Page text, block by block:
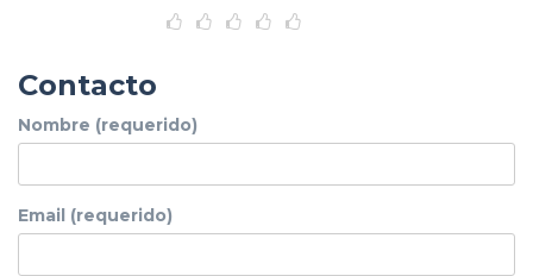
Contacto
Nombre (requerido)
Email (requerido)